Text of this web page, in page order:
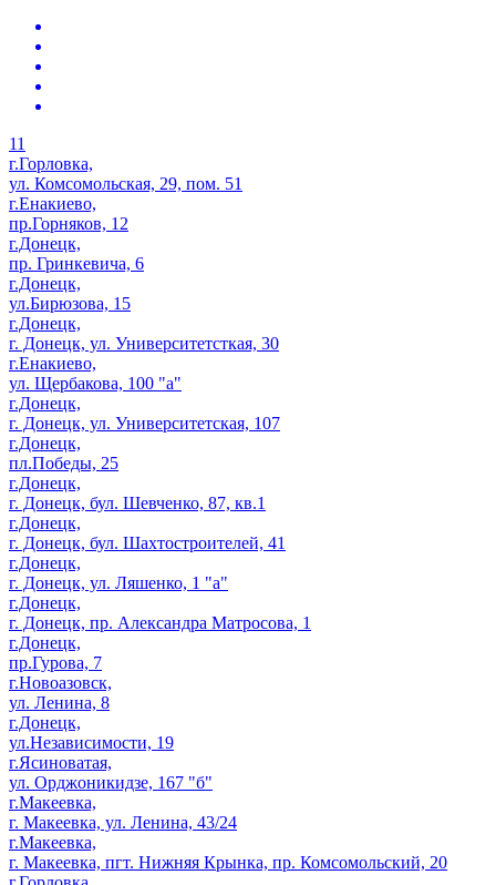
11
г.Горловка,
ул. Комсомольская, 29, пом. 51
г.Енакиево,
пр.Горняков, 12
г.Донецк,
пр. Гринкевича, 6
г.Донецк,
ул.Бирюзова, 15
г.Донецк,
г. Донецк, ул. Университетсткая, 30
г.Енакиево,
ул. Щербакова, 100 "а"
г.Донецк,
г. Донецк, ул. Университетская, 107
г.Донецк,
пл.Победы, 25
г.Донецк,
г. Донецк, бул. Шевченко, 87, кв.1
г.Донецк,
г. Донецк, бул. Шахтостроителей, 41
г.Донецк,
г. Донецк, ул. Ляшенко, 1 "а"
г.Донецк,
г. Донецк, пр. Александра Матросова, 1
г.Донецк,
пр.Гурова, 7
г.Новоазовск,
ул. Ленина, 8
г.Донецк,
ул.Независимости, 19
г.Ясиноватая,
ул. Орджоникидзе, 167 "б"
г.Макеевка,
г. Макеевка, ул. Ленина, 43/24
г.Макеевка,
г. Макеевка, пгт. Нижняя Крынка, пр. Комсомольский, 20